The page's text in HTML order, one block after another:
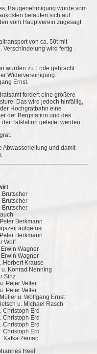
Baugenehmigung wurde vom
belaufen sich auf
vom Hauptverein zugesagt.
von ca. 50t mit
Verschindelung wird fertig
wurden zu Ende gebracht.
Widervereinigung.
Ernst.
fordert eine größere
Das wird jedoch hinfällig,
Hochgratbahn eine
der Bergstation und des
Talstation geleitet werden.
Abwasserleitung und damit
Brutscher
Brutscher
Brutscher
Berkmann
aufgelöst
Berkmann
Wolf
Erwin Wagner
Erwin Wagner
Herbert Krause
Konrad Nenning
Sinz
Peter Vetter
Peter Vetter
u. Wolfgang Ernst
u. Michael Rasch
Christoph Erd
Christoph Erd
Christoph Erd
Christoph Erd
Katka Zeman
Heel